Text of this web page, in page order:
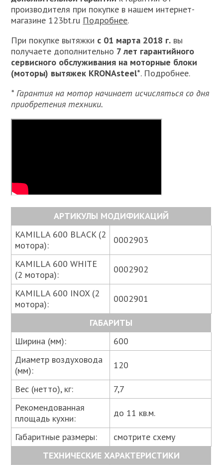
производителя при покупке в нашем интернет-
магазине 123bt.ru Подробнее.
При покупке вытяжки с 01 марта 2018 г. вы
получаете дополнительно 7 лет гарантийного
сервисного обслуживания на моторные блоки
(моторы) вытяжек KRONAsteel*. Подробнее.
* Гарантия на мотор начинает исчисляться со дня
приобретения техники.
АРТИКУЛЫ МОДИФИКАЦИЙ
KAMILLA 600 BLACK (2
мотора):
0002903
KAMILLA 600 WHITE
(2 мотора):
0002902
KAMILLA 600 INOX (2
мотора):
0002901
ГАБАРИТЫ
Ширина (мм):
600
Диаметр воздуховода
(мм):
120
Вес (нетто), кг:
7,7
Рекомендованная
площадь кухни:
до 11 кв.м.
Габаритные размеры:
смотрите схему
ТЕХНИЧЕСКИЕ ХАРАКТЕРИСТИКИ